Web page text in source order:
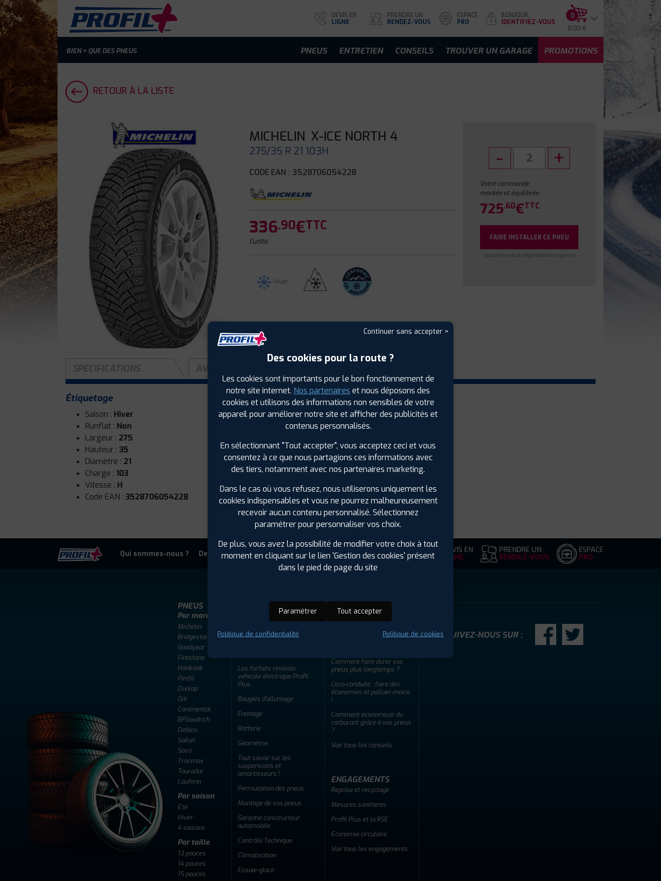
BIEN + QUE DES PNEUS
DEVIS EN
LIGNE
PRENDRE UN
RENDEZ-VOUS
ESPACE
PRO
BONJOUR,
IDENTIFIEZ-VOUS
0
0.00 €
PNEUS ENTRETIEN CONSEILS TROUVER UN GARAGE PROMOTIONS
RETOUR À LA LISTE
MICHELIN X-ICE NORTH 4
275/35 R 21 103H
CODE EAN : 3528706054228
336.90€TTC
l'unité
Hiver
Votre commande
montée et équilibrée :
725.60€TTC
FAIRE INSTALLER CE PNEU
Sous réserve de disponibilité en agence
SPÉCIFICATIONS AVIS CLIENTS
Étiquetage
Saison : Hiver
Runflat : Non
Largeur : 275
Hauteur : 35
Diamètre : 21
Charge : 103
Vitesse : H
Code EAN : 3528706054228
Qui sommes-nous ? Devenir adherent Offres d'emploi FAQ DEVIS EN
LIGNE
PRENDRE UN
RENDEZ-VOUS
ESPACE
PRO
PNEUS
Par marque
Michelin
Bridgestone
Goodyear
Firestone
Hankook
Pirelli
Dunlop
Giti
Continental
BFGoodrich
Debica
Sailun
Sava
Tracmax
Tourador
Laufenn
Par saison
Été
Hiver
4 saisons
Par taille
13 pouces
14 pouces
15 pouces
ENTRETIEN
Distribution
Les forfaits révision
véhicule électrique Profil
Plus
Bougies d'allumage
Freinage
Batterie
Géométrie
Tout savoir sur les
suspensions et
amortisseurs !
Permutation des pneus
Montage de vos pneus
Garantie constructeur
automobile
Contrôle Technique
Climatisation
Essuie-glace
CONSEILS
Comment stocker vos
Comment savoir quel pneu
Comment faire durer vos
pneus plus longtemps ?
L'éco-conduite : faire des
économies et polluer moins
!
Comment économiser du
carburant grâce à vos pneus
?
Voir tous les conseils
ENGAGEMENTS
Reprise et recyclage
Mesures sanitaires
Profil Plus et la RSE
Économie circulaire
Voir tous les engagements
SUIVEZ-NOUS SUR :
Continuer sans accepter >
Des cookies pour la route ?
Les cookies sont importants pour le bon fonctionnement de
notre site internet. Nos partenaires et nous déposons des
cookies et utilisons des informations non sensibles de votre
appareil pour améliorer notre site et afficher des publicités et
contenus personnalisés.
En sélectionnant "Tout accepter", vous acceptez ceci et vous
consentez à ce que nous partagions ces informations avec
des tiers, notamment avec nos partenaires marketing.
Dans le cas où vous refusez, nous utiliserons uniquement les
cookies indispensables et vous ne pourrez malheureusement
recevoir aucun contenu personnalisé. Sélectionnez
paramétrer pour personnaliser vos choix.
De plus, vous avez la possibilité de modifier votre choix à tout
moment en cliquant sur le lien 'Gestion des cookies' présent
dans le pied de page du site
Paramétrer Tout accepter
Politique de confidentialité Politique de cookies